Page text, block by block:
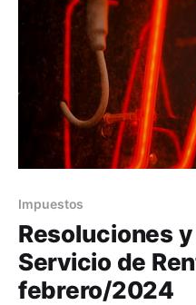
Impuestos
Resoluciones
Servicio de
febrero/2024